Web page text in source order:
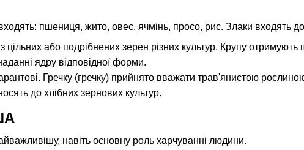
пшениця, жито, овес, ячмінь, просо, рис. Злаки входять
цільних або подрібнених зерен різних культур. Крупу
ядру відповідної форми.
Гречку (гречку) прийнято вважати трав'янистою
до хлібних зернових культур.
навіть основну роль харчуванні людини.